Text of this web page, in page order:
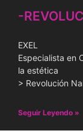
-
EXEL
Especialista en
la estética
> Revolución
Seguir Leyendo »